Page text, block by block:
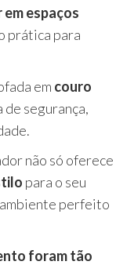
espaços
prática para
em couro
de segurança,
não só oferece
para o seu
perfeito
foram tão